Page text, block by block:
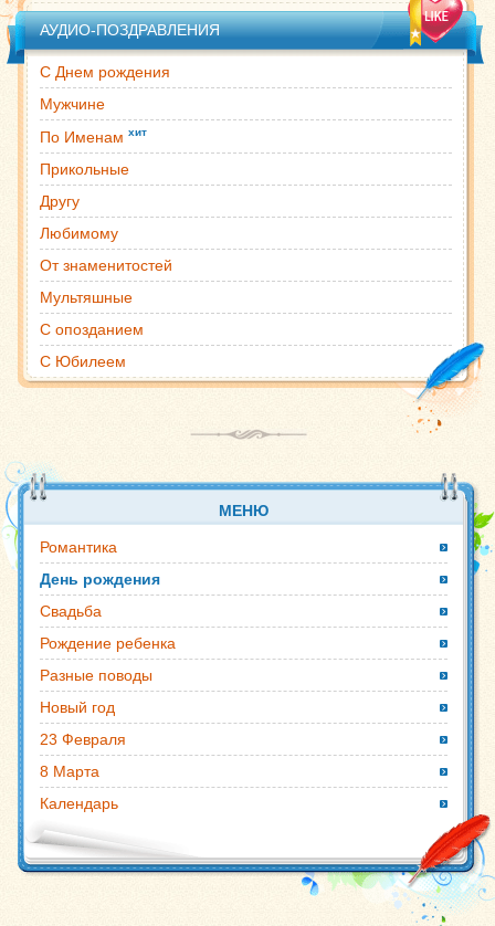
АУДИО-ПОЗДРАВЛЕНИЯ
С Днем рождения
Мужчине
По Именам хит
Прикольные
Другу
Любимому
От знаменитостей
Мультяшные
С опозданием
С Юбилеем
МЕНЮ
Романтика
День рождения
Свадьба
Рождение ребенка
Разные поводы
Новый год
23 Февраля
8 Марта
Календарь